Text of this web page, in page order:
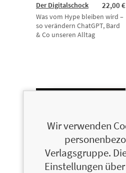
22,00 €
Der Digitalschock
Was vom Hype bleiben wird –
so verändern ChatGPT, Bard
& Co unseren Alltag
Wir verwenden
Verlagsgruppe.
Einstellungen